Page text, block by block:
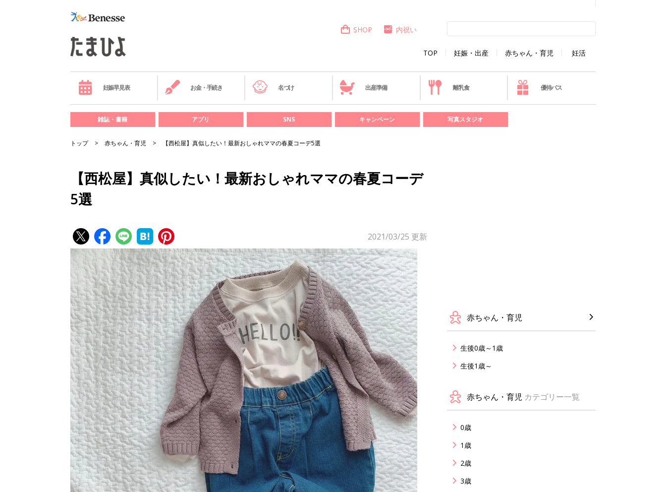
TOP 妊娠・出産 赤ちゃん・育児 妊活
SHOP 内祝い
妊娠早見表 お金・手続き 名づけ 出産準備 離乳食 優待パス
雑誌・書籍 アプリ SNS キャンペーン 写真スタジオ
トップ 赤ちゃん・育児 【西松屋】真似したい！最新おしゃれママの春夏コーデ5選
【西松屋】真似したい！最新おしゃれママの春夏コーデ
5選
2021/03/25 更新
赤ちゃん・育児
生後0歳～1歳
生後1歳～
赤ちゃん・育児 カテゴリー一覧
0歳
1歳
2歳
3歳